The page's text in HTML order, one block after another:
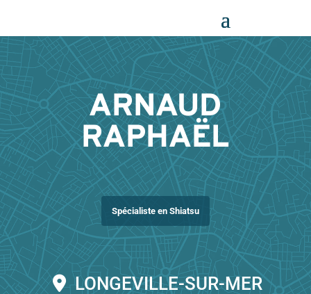
ARNAUD
RAPHAËL
Spécialiste en Shiatsu
LONGEVILLE-SUR-MER